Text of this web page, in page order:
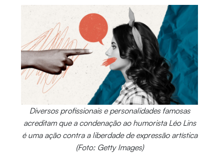
Diversos profissionais e personalidades famosas
acreditam que a condenação ao humorista Léo Lins
é uma ação contra a liberdade de expressão artística
(Foto: Getty Images)